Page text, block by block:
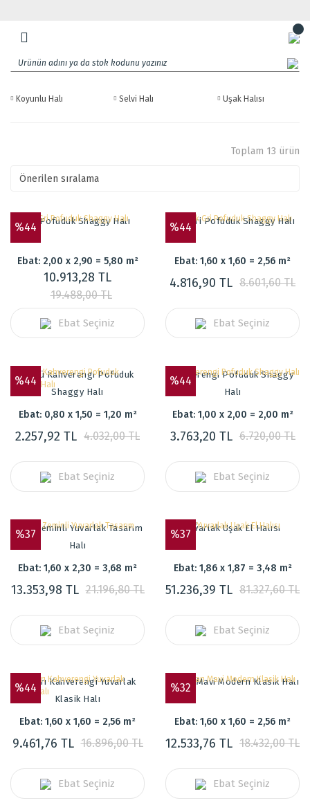
Koyunlu Halı Selvi Halı Uşak Halısı
Toplam 13 ürün
%44Gri Pofuduk Shaggy Halı
Ebat: 2,00 x 2,90 = 5,80 m²
10.913,28 TL
19.488,00 TL
Ebat Seçiniz
%44
Açık Gri Pofuduk Shaggy Halı
Ebat: 1,60 x 1,60 = 2,56 m²
4.816,90 TL 8.601,60 TL
Ebat Seçiniz
%44
Sütlü Kahverengi Pofuduk
Shaggy Halı
Ebat: 0,80 x 1,50 = 1,20 m²
2.257,92 TL 4.032,00 TL
Ebat Seçiniz
%44
Kahverengi Pofuduk Shaggy
Halı
Ebat: 1,00 x 2,00 = 2,00 m²
3.763,20 TL 6.720,00 TL
Ebat Seçiniz
%37
Koyu Zeminli Yuvarlak Tasarım
Halı
Ebat: 1,60 x 2,30 = 3,68 m²
13.353,98 TL 21.196,80 TL
Ebat Seçiniz
%37Yuvarlak Uşak El Halısı
Ebat: 1,86 x 1,87 = 3,48 m²
51.236,39 TL 81.327,60 TL
Ebat Seçiniz
%44
Kenarı Kahverengi Yuvarlak
Klasik Halı
Ebat: 1,60 x 1,60 = 2,56 m²
9.461,76 TL 16.896,00 TL
Ebat Seçiniz
%32
Kenarı Mavi Modern Klasik Halı
Ebat: 1,60 x 1,60 = 2,56 m²
12.533,76 TL 18.432,00 TL
Ebat Seçiniz